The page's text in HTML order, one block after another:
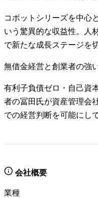
コボットシリーズを中心
いう驚異的な収益性。人
で新たな成長ステージを
無借金経営と創業者の強
有利子負債ゼロ・自己資
者の冨田氏が資産管理会
での経営判断を可能にし
会社概要
業種